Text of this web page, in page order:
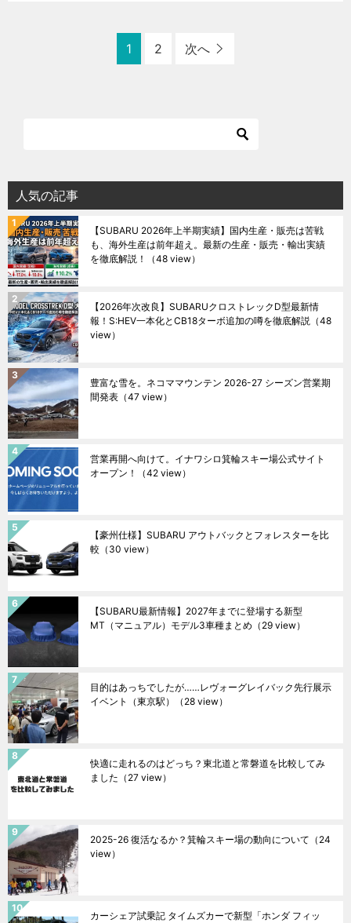
1 2 次へ
人気の記事
【SUBARU 2026年上半期実績】国内生産・販売は苦戦
も、海外生産は前年超え。最新の生産・販売・輸出実績
を徹底解説！
（48 view）
【2026年次改良】SUBARUクロストレックD型最新情
報！S:HEV一本化とCB18ターボ追加の噂を徹底解説 （48
view）
豊富な雪を。ネコママウンテン 2026-27 シーズン営業期
間発表 （47 view）
営業再開へ向けて。イナワシロ箕輪スキー場公式サイト
オープン！
（42 view）
【豪州仕様】SUBARU アウトバックとフォレスターを比
較 （30 view）
【SUBARU最新情報】2027年までに登場する新型
MT（マニュアル）モデル3車種まとめ （29 view）
目的はあっちでしたが……レヴォーグレイバック先行展示
イベント（東京駅）
（28 view）
快適に走れるのはどっち？東北道と常磐道を比較してみ
ました （27 view）
2025-26 復活なるか？箕輪スキー場の動向について （24
view）
カーシェア試乗記 タイムズカーで新型「ホンダ フィッ